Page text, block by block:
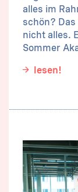
alles im
schön?
nicht alles.
Sommer
lesen!